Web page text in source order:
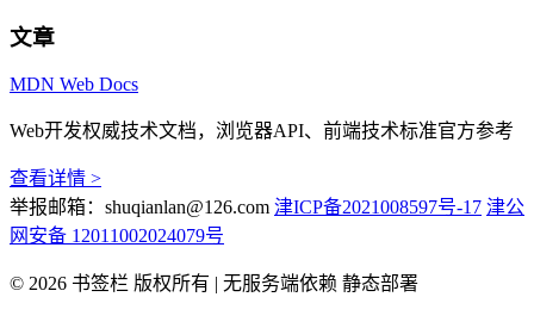
文章
MDN Web Docs
Web开发权威技术文档，浏览器API、前端技术标准官方参考
查看详情 >
举报邮箱：shuqianlan@126.com 津ICP备2021008597号-17 津公
网安备 12011002024079号
© 2026 书签栏 版权所有 | 无服务端依赖 静态部署